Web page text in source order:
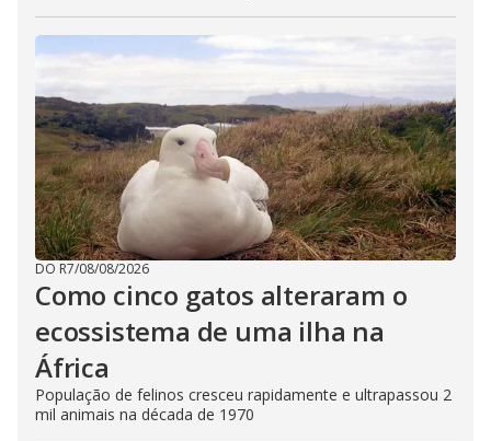
DO R7/08/08/2026
Como cinco gatos alteraram o
ecossistema de uma ilha na
África
População de felinos cresceu rapidamente e ultrapassou 2
mil animais na década de 1970